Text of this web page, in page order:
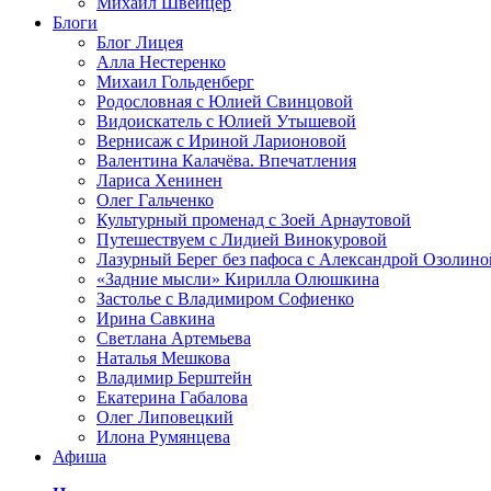
Блоги
Блог Лицея
Алла Нестеренко
Михаил Гольденберг
Родословная с Юлией Свинцовой
Видоискатель с Юлией Утышевой
Вернисаж с Ириной Ларионовой
Валентина Калачёва. Впечатления
Лариса Хенинен
Олег Гальченко
Культурный променад с Зоей Арнаутовой
Путешествуем с Лидией Винокуровой
Лазурный Берег без пафоса с Александрой
«Задние мысли» Кирилла Олюшкина
Застолье с Владимиром Софиенко
Ирина Савкина
Светлана Артемьева
Наталья Мешкова
Владимир Берштейн
Екатерина Габалова
Олег Липовецкий
Илона Румянцева
Афиша